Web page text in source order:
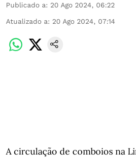
Publicado a: 20 Ago 2024, 06:22
Atualizado a: 20 Ago 2024, 07:14
A circulação de comboios na